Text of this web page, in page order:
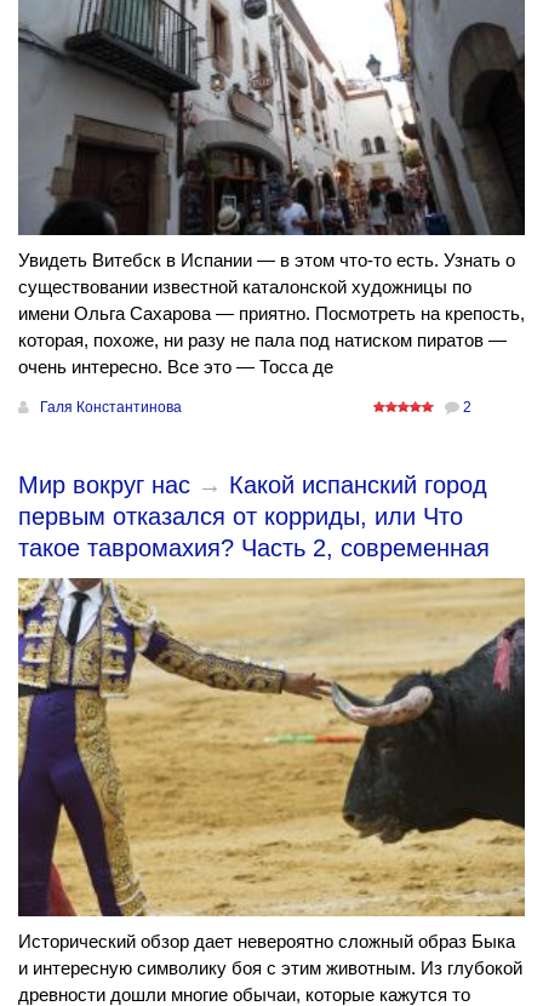
Увидеть Витебск в Испании — в этом что-то есть. Узнать о
существовании известной каталонской художницы по
имени Ольга Сахарова — приятно. Посмотреть на крепость,
которая, похоже, ни разу не пала под натиском пиратов —
очень интересно. Все это — Тосса де
Галя Константинова 2
Мир вокруг нас → Какой испанский город
первым отказался от корриды, или Что
такое тавромахия? Часть 2, современная
Исторический обзор дает невероятно сложный образ Быка
и интересную символику боя с этим животным. Из глубокой
древности дошли многие обычаи, которые кажутся то